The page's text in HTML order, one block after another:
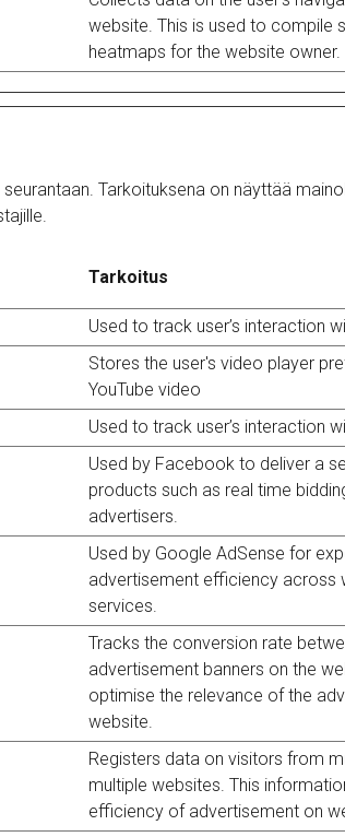
website. This is used to compile
heatmaps for the website owner.
Tarkoituksena on näyttää
Tarkoitus
Used to track user’s interaction
Stores the user's video player
YouTube video
Used to track user’s interaction
Used by Facebook to deliver a
products such as real time
advertisers.
Used by Google AdSense for
advertisement efficiency across
services.
Tracks the conversion rate
advertisement banners on the
optimise the relevance of the
website.
Registers data on visitors from
multiple websites. This
efficiency of advertisement on